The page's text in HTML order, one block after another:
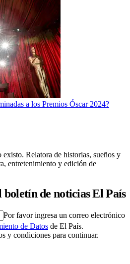
a los Premios Óscar 2024?
Relatora de historias, sueños y
entretenimiento y edición de
de noticias El País
Por favor ingresa un correo electrónico
de Datos de El País.
y condiciones para continuar.